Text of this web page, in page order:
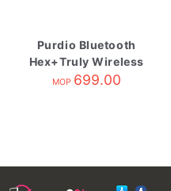
Purdio Bluetooth
Hex+Truly Wireless
Earphone Sliver
MOP 699.00